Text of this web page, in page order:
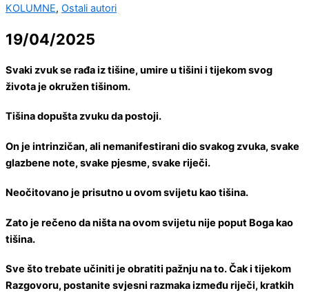
KOLUMNE, Ostali autori
19/04/2025
Svaki zvuk se rađa iz tišine, umire u tišini i tijekom svog
života je okružen tišinom.
Tišina dopušta zvuku da postoji.
On je intrinzičan, ali nemanifestirani dio svakog zvuka, svake
glazbene note, svake pjesme, svake riječi.
Neočitovano je prisutno u ovom svijetu kao tišina.
Zato je rečeno da ništa na ovom svijetu nije poput Boga kao
tišina.
Sve što trebate učiniti je obratiti pažnju na to. Čak i tijekom
Razgovoru, postanite svjesni razmaka između riječi, kratkih